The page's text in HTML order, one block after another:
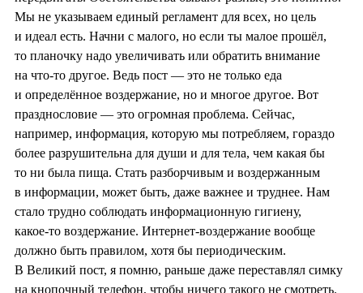
Мы не указываем единый регламент для всех, но цель
и идеал есть. Начни с малого, но если ты малое прошёл,
то планочку надо увеличивать или обратить внимание
на что‑то другое. Ведь пост — это не только еда
и определённое воздержание, но и многое другое. Вот
празднословие — это огромная проблема. Сейчас,
например, информация, которую мы потребляем, гораздо
более разрушительна для души и для тела, чем какая бы
то ни была пища. Стать разборчивым и воздержанным
в информации, может быть, даже важнее и труднее. Нам
стало трудно соблюдать информационную гигиену,
какое‑то воздержание. Интернет‑воздержание вообще
должно быть правилом, хотя бы периодическим.
В Великий пост, я помню, раньше даже переставлял симку
на кнопочный телефон, чтобы ничего такого не смотреть.